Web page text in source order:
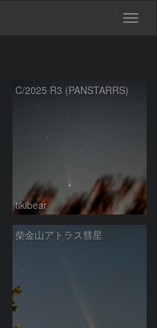
C/2025 R3 (PANSTARRS)
tikibear
柴金山アトラス彗星